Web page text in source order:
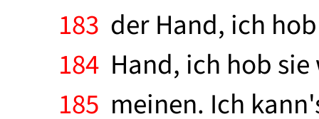
183 der Hand, ich
184 Hand, ich hob
185 meinen. Ich